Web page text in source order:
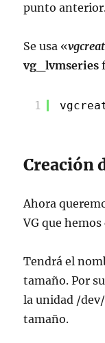
punto
Se usa «
vg_lvmseries
1
Creación
Ahora
VG que
Tendrá el
tamaño. Por
la unidad /dev/
tamaño.